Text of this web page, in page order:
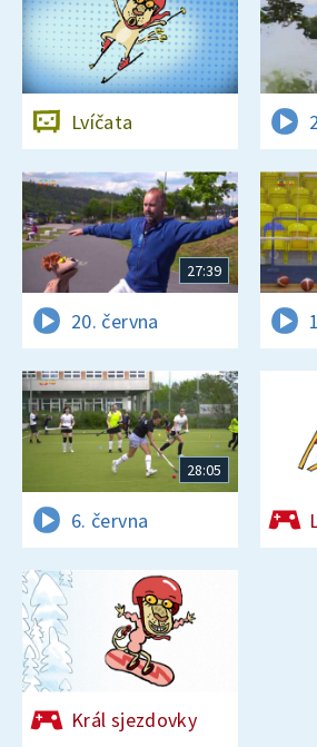
Lvíčata
27:39
20. června
28:05
6. června
Král sjezdovky